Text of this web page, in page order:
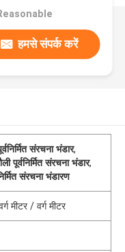
हमसे संपर्क करें
संरचना भंडार,
पूर्वनिर्मित संरचना भंडार,
संरचना भंडारण
मीटर / वर्ग मीटर